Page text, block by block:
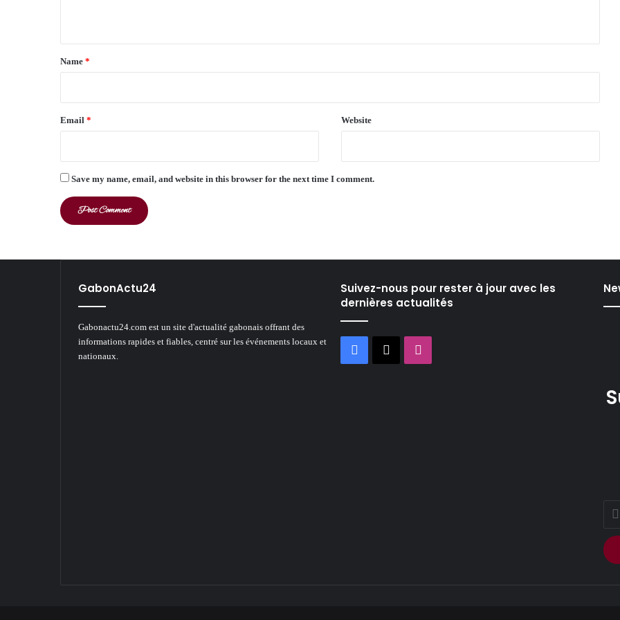
*
Name *
Email * Website
Save my name, email, and website in this browser for the next time I comment.
GabonActu24
Gabonactu24.com est un site d'actualité gabonais offrant des
informations rapides et fiables, centré sur les événements locaux et
nationaux.
Suivez-nous pour rester à jour avec les
dernières actualités
Facebook
X
Enter
your